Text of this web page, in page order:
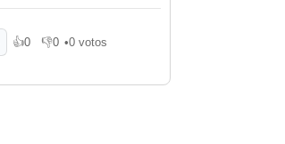
👍0
Me gusta
👎0
No me gusta
•0 votos